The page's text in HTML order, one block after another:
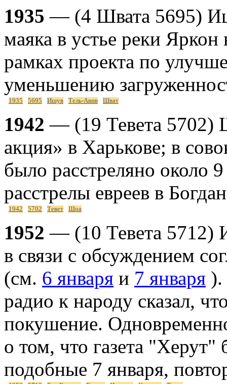
1935 — (4 Швата 5695)
маяка в устье реки Яркон
рамках проекта по
уменьшению
1935 5695 Ишув Тель-Авив Шват
1942 — (19 Тевета 5702)
акция» в Харькове; в
было расстреляно около
расстрелы евреев в
1942 5702 Тевет Шоа
1952 — (10 Тевета 5712)
в связи с обсуждением
(см. 6 января и 7 января ).
радио к народу сказал,
покушение.
о том, что газета "Херут"
подобные 7 января,